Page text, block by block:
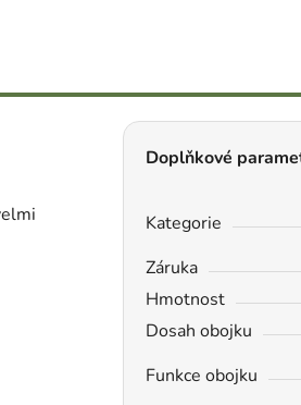
Doplňkové
Kategorie
Záruka
Hmotnost
Dosah obojku
Funkce obojku